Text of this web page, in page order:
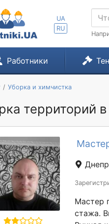
UA
RU
Работники
Уборка и химчистка
территорий
Днепр
Мастер
стажа.